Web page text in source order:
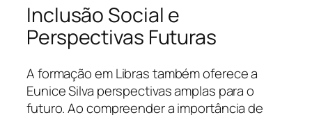
Inclusão Social e
Perspectivas Futuras
A formação em Libras também oferece a
Eunice Silva perspectivas amplas para o
futuro. Ao compreender a importância de